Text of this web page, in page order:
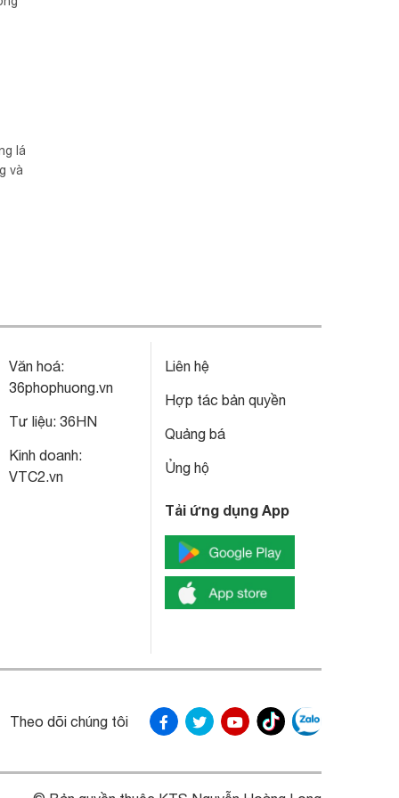
lá
và
Văn hoá:
36phophuong.vn
Tư liệu: 36HN
Kinh doanh:
VTC2.vn
Liên hệ
Hợp tác bản quyền
Quảng bá
Ủng hộ
Tải ứng dụng App
Theo dõi chúng tôi